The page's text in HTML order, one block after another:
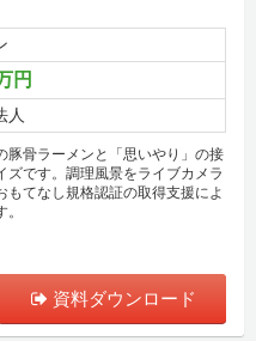
円
人
豚骨ラーメンと「思いやり」の接
です。調理風景をライブカメラ
てなし規格認証の取得支援によ
資料ダウンロード